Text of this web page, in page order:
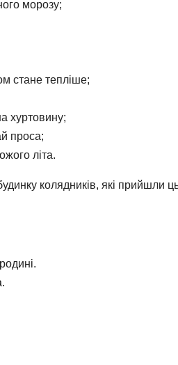
морозу;
стане тепліше;
хуртовину;
проса;
літа.
колядників, які прийшли